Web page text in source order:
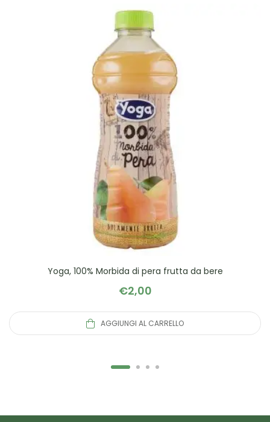
Yoga, 100% Morbida di pera frutta da bere
€2,00
AGGIUNGI AL CARRELLO